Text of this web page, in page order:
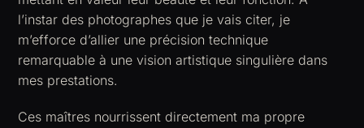
l’instar des photographes que je vais citer, je
m’efforce d’allier une précision technique
remarquable à une vision artistique singulière dans
mes prestations.
Ces maîtres nourrissent directement ma propre